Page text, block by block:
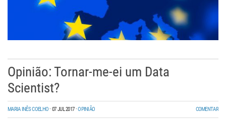
Opinião: Tornar-me-ei um Data
Scientist?
MARIA INÊS COELHO·07 JUL 2017·OPINIÃO COMENTAR